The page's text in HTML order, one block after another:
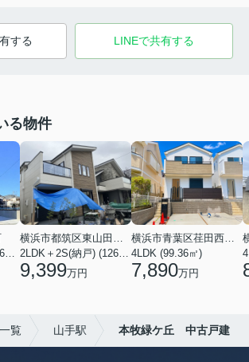
する LINEで共有する
る物件
9,399万円
4LDK (99.36㎡)
7,890万円
覧 山手駅 本牧緑ケ丘 中古戸建